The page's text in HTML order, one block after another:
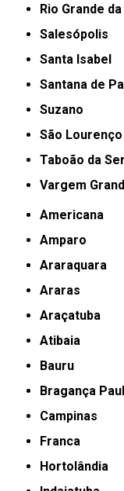
Rio Grande
Salesópolis
Santa Isabel
Santana de
Suzano
São
Taboão da
Vargem
Americana
Amparo
Araraquara
Araras
Araçatuba
Atibaia
Bauru
Bragança
Campinas
Franca
Hortolândia